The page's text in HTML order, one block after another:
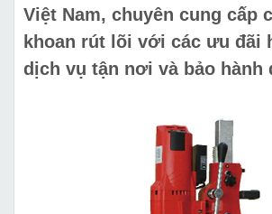
Việt Nam, chuyên cung cấp
khoan rút lõi với các ưu đãi
dịch vụ tận nơi và bảo hành